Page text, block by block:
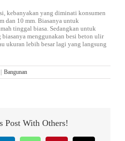
kebanyakan yang diminati konsumen
dan 10 mm. Biasanya untuk
tinggal biasa. Sedangkan untuk
menggunakan besi beton ulir
ukuran lebih besar lagi yang langsung
Bangunan
Post With Others!